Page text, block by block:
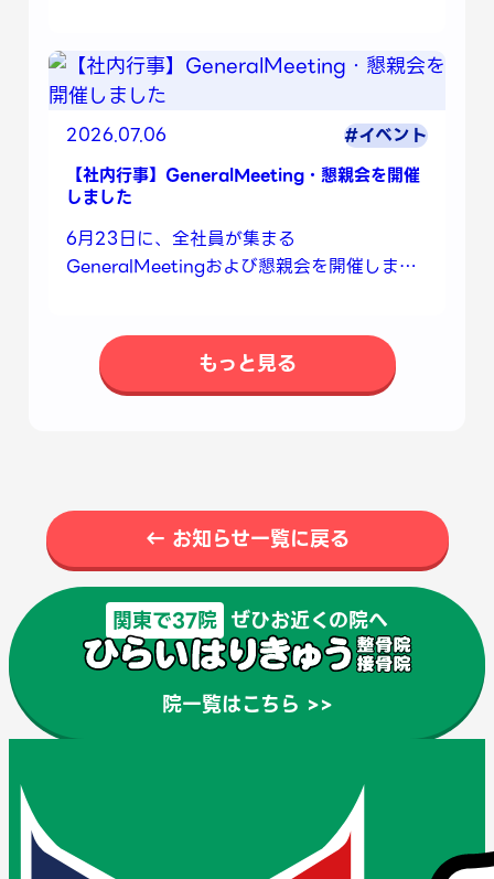
2026.07.06 #イベント
【社内行事】GeneralMeeting・懇親会を開催
しました
6月23日に、全社員が集まる
GeneralMeetingおよび懇親会を開催しまし
もっと見る
← お知らせ一覧に戻る
関東で37院 ぜひお近くの院へ
院一覧はこちら >>